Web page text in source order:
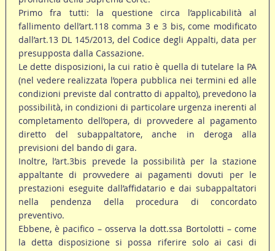
Primo fra tutti: la questione circa l’applicabilità al
fallimento dell’art.118 comma 3 e 3 bis, come modificato
dall’art.13 DL 145/2013, del Codice degli Appalti, data per
presupposta dalla Cassazione.
Le dette disposizioni, la cui ratio è quella di tutelare la PA
(nel vedere realizzata l’opera pubblica nei termini ed alle
condizioni previste dal contratto di appalto), prevedono la
possibilità, in condizioni di particolare urgenza inerenti al
completamento dell’opera, di provvedere al pagamento
diretto del subappaltatore, anche in deroga alla
previsioni del bando di gara.
Inoltre, l’art.3bis prevede la possibilità per la stazione
appaltante di provvedere ai pagamenti dovuti per le
prestazioni eseguite dall’affidatario e dai subappaltatori
nella pendenza della procedura di concordato
preventivo.
Ebbene, è pacifico – osserva la dott.ssa Bortolotti – come
la detta disposizione si possa riferire solo ai casi di